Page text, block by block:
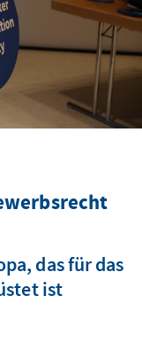
das für das
ist